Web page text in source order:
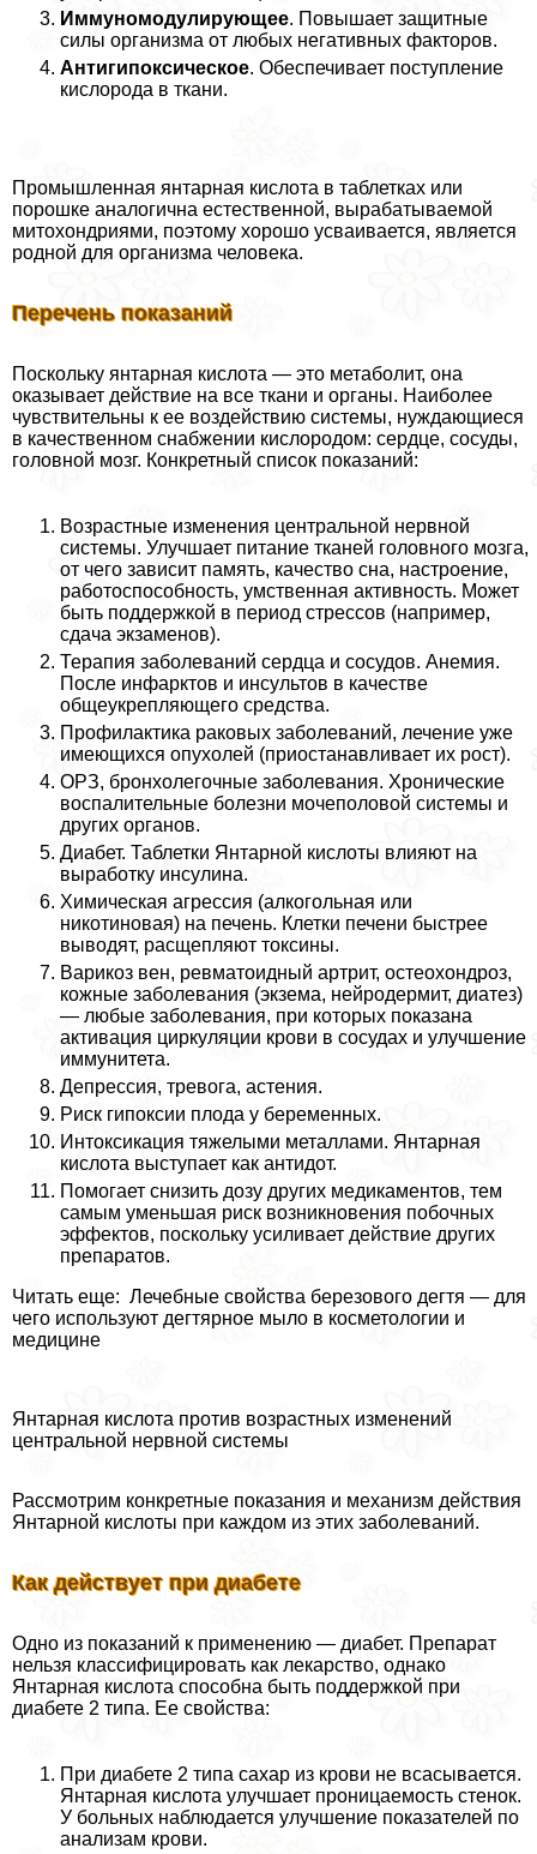
Иммуномодулирующее. Повышает защитные
силы организма от любых негативных факторов.
Антигипоксическое. Обеспечивает поступление
кислорода в ткани.
Промышленная янтарная кислота в таблетках или
порошке аналогична естественной, выpaбатываемой
митохондриями, поэтому хорошо усваивается, является
родной для организма человека.
Перечень показаний
Поскольку янтарная кислота — это метаболит, она
оказывает действие на все ткани и органы. Наиболее
чувствительны к ее воздействию системы, нуждающиеся
в качественном снабжении кислородом: сердце, сосуды,
головной мозг. Конкретный список показаний:
Возрастные изменения центральной нервной
системы. Улучшает питание тканей головного мозга,
от чего зависит память, качество сна, настроение,
работоспособность, умственная активность. Может
быть поддержкой в период стрессов (например,
сдача экзаменов).
Терапия заболеваний сердца и сосудов. Анемия.
После инфарктов и инсультов в качестве
общеукрепляющего средства.
Профилактика paковых заболеваний, лечение уже
имеющихся опухолей (приостанавливает их рост).
ОРЗ, бронхолегочные заболевания. Хронические
воспалительные болезни мочепoлoвoй системы и
других органов.
Диабет. Таблетки Янтарной кислоты влияют на
выработку инсулина.
Химическая агрессия (алкогольная или
никотиновая) на печень. Клетки печени быстрее
выводят, расщепляют токсины.
Варикоз вен, ревматоидный артрит, остеохондроз,
кожные заболевания (экзема, нейродермит, диатез)
— любые заболевания, при которых показана
активация циркуляции крови в сосудах и улучшение
иммунитета.
Депрессия, тревога, астения.
Риск гипоксии плода у беременных.
Интоксикация тяжелыми металлами. Янтарная
кислота выступает как антидот.
Помогает снизить дозу других медикаментов, тем
самым уменьшая риск возникновения побочных
эффектов, поскольку усиливает действие других
препаратов.
Читать еще: Лечебные свойства березового дегтя — для
чего используют дегтярное мыло в косметологии и
медицине
Янтарная кислота против возрастных изменений
центральной нервной системы
Рассмотрим конкретные показания и механизм действия
Янтарной кислоты при каждом из этих заболеваний.
Как действует при диабете
Одно из показаний к применению — диабет. Препарат
нельзя классифицировать как лекарство, однако
Янтарная кислота способна быть поддержкой при
диабете 2 типа. Ее свойства:
При диабете 2 типа сахар из крови не всасывается.
Янтарная кислота улучшает проницаемость стенок.
У больных наблюдается улучшение показателей по
анализам крови.